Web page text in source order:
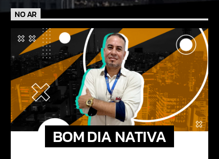
NO AR
BOM DIA NATIVA